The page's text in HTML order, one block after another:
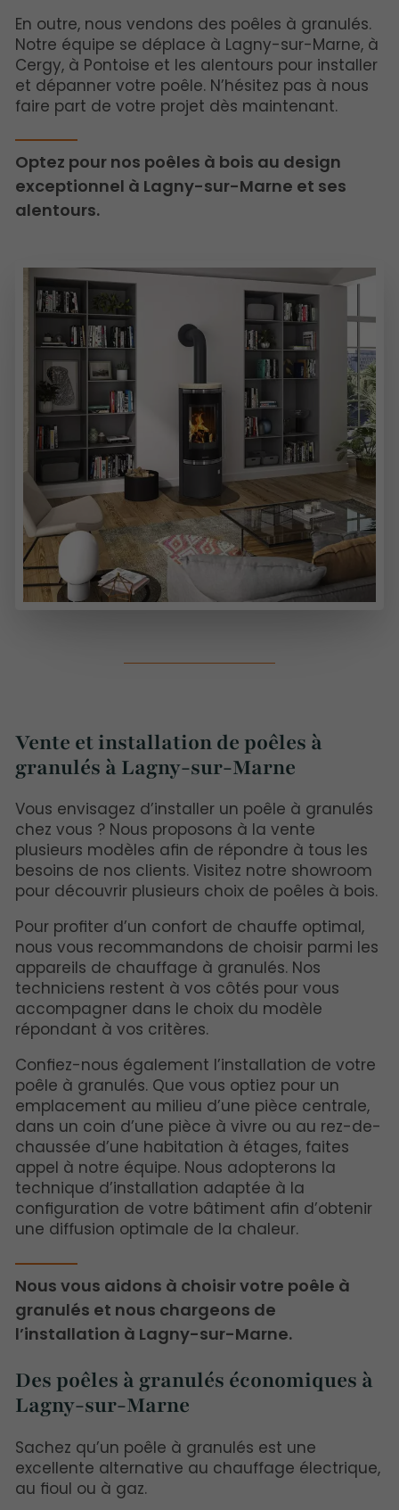
En outre, nous vendons des poêles à granulés.
Notre équipe se déplace à Lagny-sur-Marne, à
Cergy, à Pontoise et les alentours pour installer
et dépanner votre poêle. N’hésitez pas à nous
faire part de votre projet dès maintenant.
Optez pour nos poêles à bois au design
exceptionnel à Lagny-sur-Marne et ses
alentours.
Vente et installation de poêles à
granulés à Lagny-sur-Marne
Vous envisagez d’installer un poêle à granulés
chez vous ? Nous proposons à la vente
plusieurs modèles afin de répondre à tous les
besoins de nos clients. Visitez notre showroom
pour découvrir plusieurs choix de poêles à bois.
Pour profiter d’un confort de chauffe optimal,
nous vous recommandons de choisir parmi les
appareils de chauffage à granulés. Nos
techniciens restent à vos côtés pour vous
accompagner dans le choix du modèle
répondant à vos critères.
Confiez-nous également l’installation de votre
poêle à granulés. Que vous optiez pour un
emplacement au milieu d’une pièce centrale,
dans un coin d’une pièce à vivre ou au rez-de-
chaussée d’une habitation à étages, faites
appel à notre équipe. Nous adopterons la
technique d’installation adaptée à la
configuration de votre bâtiment afin d’obtenir
une diffusion optimale de la chaleur.
Nous vous aidons à choisir votre poêle à
granulés et nous chargeons de
l’installation à Lagny-sur-Marne.
Des poêles à granulés économiques à
Lagny-sur-Marne
Sachez qu’un poêle à granulés est une
excellente alternative au chauffage électrique,
au fioul ou à gaz.